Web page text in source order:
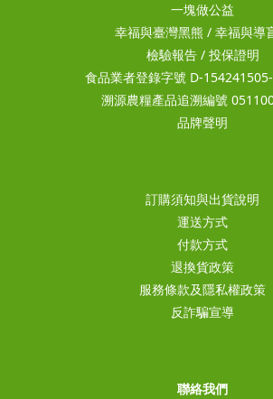
一塊做公益
幸福與臺灣黑熊 / 幸福與導
檢驗報告/ 投保證明
食品業者登錄字號 D-
溯源農糧產品追溯編號
品牌聲明
訂購須知與出貨說明
運送方式
付款方式
退換貨政策
服務條款及隱私權政策
反詐騙宣導
聯絡我們